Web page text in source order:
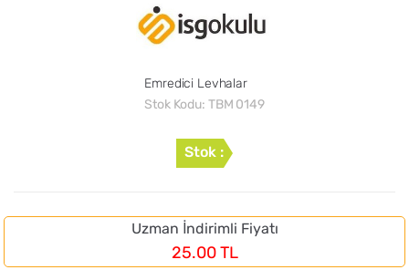
Emredici Levhalar
Stok Kodu: TBM 0149
Stok :
Uzman İndirimli Fiyatı
25.00 TL